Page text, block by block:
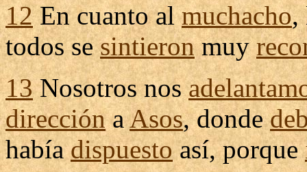
12En cuanto almuchacho,
todos sesintieronmuy
13Nosotros nos
direcciónaAsos, donde
habíadispuestoasí, porque